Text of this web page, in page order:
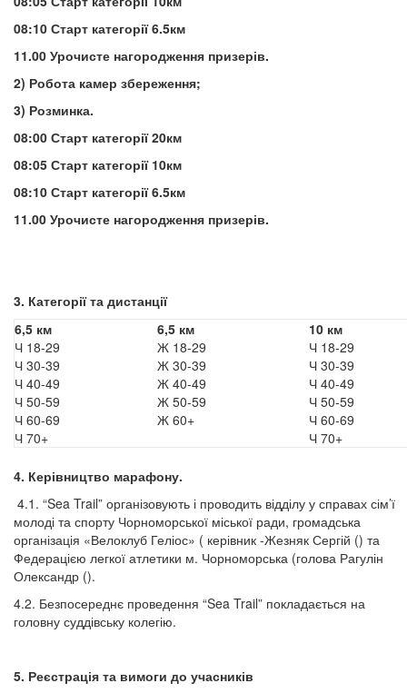
08:10 Старт категорії 6.5км
11.00 Урочисте нагородження призерів.
2) Робота камер збереження;
3) Розминка.
08:00 Старт категорії 20км
08:05 Старт категорії 10км
08:10 Старт категорії 6.5км
11.00 Урочисте нагородження призерів.
3. Категорії та дистанції
6,5 км
6,5 км
10 км
Ч 18-29
Ж 18-29
Ч 18-29
Ч 30-39
Ж 30-39
Ч 30-39
Ч 40-49
Ж 40-49
Ч 40-49
Ч 50-59
Ж 50-59
Ч 50-59
Ч 60-69
Ж 60+
Ч 60-69
Ч 70+
Ч 70+
4. Керівництво марафону.
4.1. “Sea Trail” організовують і проводить відділу у справах сім’ї
молоді та спорту Чорноморської міської ради, громадська
організація «Велоклуб Геліос» ( керівник -Жезняк Сергій () та
Федерацією легкої атлетики м. Чорноморська (голова Рагулін
Олександр ().
4.2. Безпосереднє проведення “Sea Trail” покладається на
головну суддівську колегію.
5. Реєстрація та вимоги до учасників